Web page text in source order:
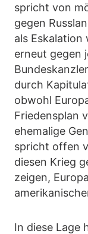
spricht von
gegen
als
erneut gegen
durch
obwohl
Friedensplan
ehemalige
spricht offen
diesen Krieg
zeigen,
In diese Lage